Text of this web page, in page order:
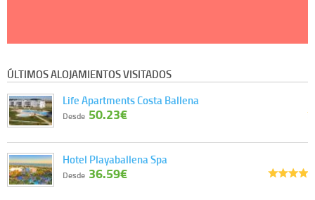
ÚLTIMOS ALOJAMIENTOS VISITADOS
Life Apartments Costa Ballena
Desde 50.23€
Hotel Playaballena Spa
Desde 36.59€